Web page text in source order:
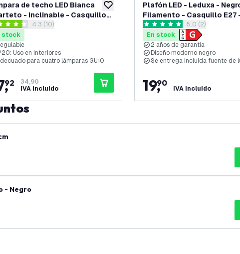
deseos añadir a lista de deseos
de techo LED Bianca
- Inclinable - Casquillo
abrir el panel de reseñas
de puntuación
4.3 (10)
stock
Uso en interiores
para cuatro lámparas GU10
,
92
34,90
IVA incluido
Plafón LED - Leduxa -
Filamento - Casquillo E27
abrir el panel de
5 estrellas de puntuación
5.0 (2)
En stock
2 años de garantía
Diseño moderno negro
Se entrega incluida fuente de
19,
90
IVA incluido
- Negro